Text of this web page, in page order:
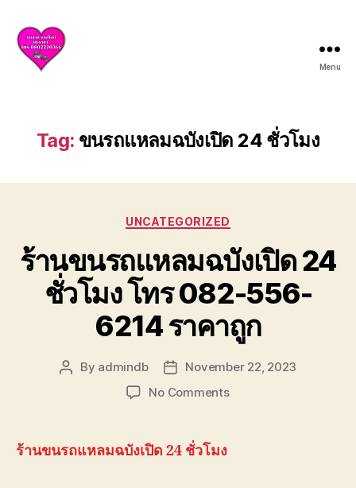
สไลด์
ศรีราชา
ให้
ทั้ง
ยก
เหลือ
Menu
Tag: ขนรถแหลมฉบังเปิด 24 ชั่วโมง
Categories
UNCATEGORIZED
ร้านขนรถแหลมฉบังเปิด 24
ชั่วโมง โทร 082-556-
6214 ราคาถูก
Post
By admindb
Post
date
November 22, 2023
No Commentson
ร้านขนรถแหลมฉบังเปิด 24 ชั่วโมง